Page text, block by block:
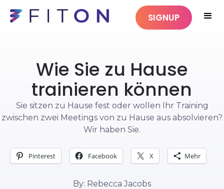
SIGNUP
Wie Sie zu Hause
trainieren können
Sie sitzen zu Hause fest oder wollen Ihr Training
zwischen zwei Meetings von zu Hause aus absolvieren?
Wir haben Sie.
Pinterest Facebook X Mehr
By: Rebecca Jacobs